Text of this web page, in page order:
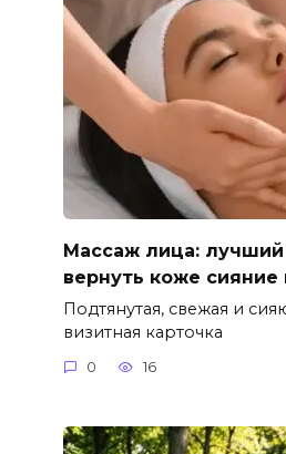
Массаж лица: лучший
вернуть коже сияние
Подтянутая, свежая и
визитная карточка
0 16